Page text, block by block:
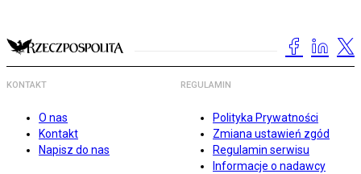
KONTAKT
O nas
Kontakt
Napisz do nas
REGULAMIN
Polityka Prywatności
Zmiana ustawień zgód
Regulamin serwisu
Informacje o nadawcy